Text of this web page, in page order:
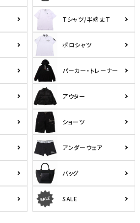
Tシャツ/半端丈T
ポロシャツ
パーカー・トレーナー
アウター
ショーツ
アンダーウェア
バッグ
SALE